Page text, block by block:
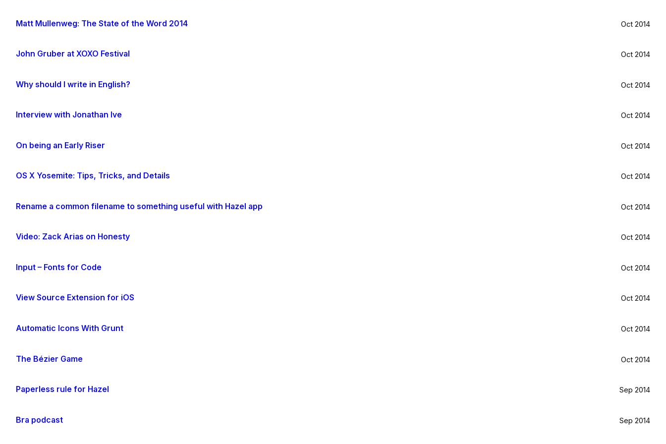
Matt Mullenweg: The State of the Word 2014 Oct 2014
John Gruber at XOXO Festival Oct 2014
Why should I write in English? Oct 2014
Interview with Jonathan Ive Oct 2014
On being an Early Riser Oct 2014
OS X Yosemite: Tips, Tricks, and Details Oct 2014
Rename a common filename to something useful with Hazel app Oct 2014
Video: Zack Arias on Honesty Oct 2014
Input – Fonts for Code Oct 2014
View Source Extension for iOS Oct 2014
Automatic Icons With Grunt Oct 2014
The Bézier Game Oct 2014
Paperless rule for Hazel Sep 2014
Bra podcast Sep 2014